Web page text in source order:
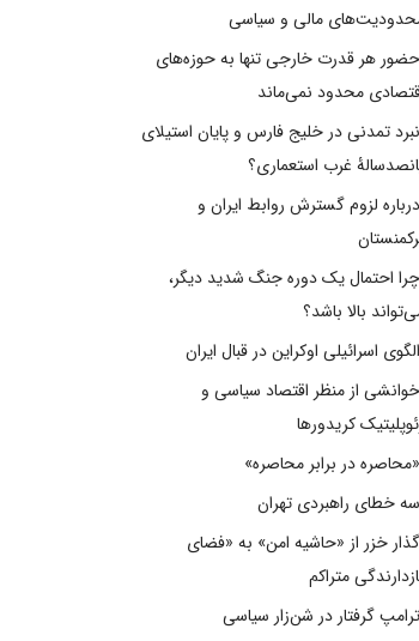
مالی و سیاسی
حضور هر قدرت خارجی تنها به حوزه‌های
محدود نمی‌ماند
نبرد تمدنی در خلیج فارس و پایان استیلای
غرب استعماری؟
درباره لزوم گسترش روابط ایران و
چرا احتمال یک دوره جنگ شدید دیگر،
بالا باشد؟
الگوی اسرائیلی اوکراین در قبال ایران
خوانشی از منظر اقتصاد سیاسی و
کریدورها
«محاصره در برابر محاصره»
سه خطای راهبردی تهران
گذار خزر از «حاشیه امن» به «فضای
متراکم
ترامپ گرفتار در شن‌زار سیاسی